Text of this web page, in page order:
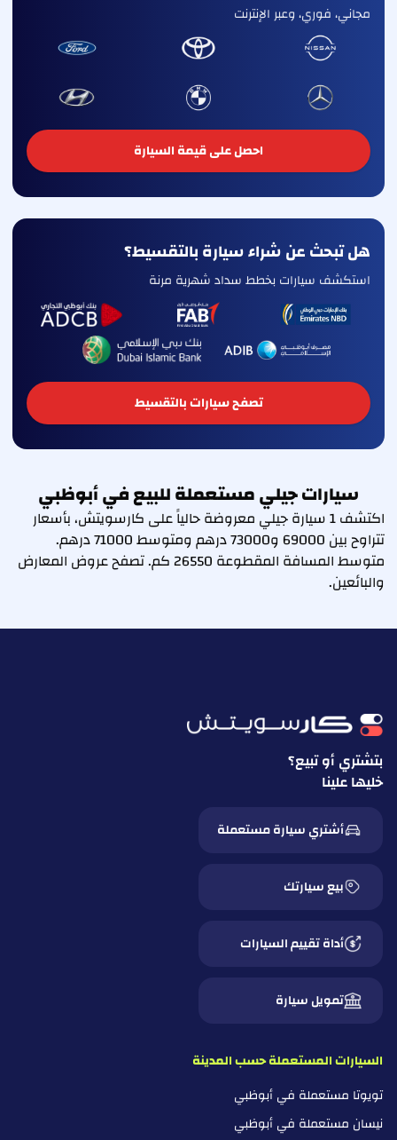
مجاني، فوري، وعبر الإنترنت
احصل على قيمة السيارة
هل تبحث عن شراء سيارة بالتقسيط؟
استكشف سيارات بخطط سداد شهرية مرنة
تصفح سيارات بالتقسيط
سيارات جيلي مستعملة للبيع في أبوظبي
اكتشف 1 سيارة جيلي معروضة حالياً على كارسويتش، بأسعار
تتراوح بين 69000 و73000 درهم ومتوسط 71000 درهم.
متوسط المسافة المقطوعة 26550 كم. تصفح عروض المعارض
والبائعين.
بتشتري أو تبيع؟
خليها علينا
أشتري سيارة مستعملة
بيع سيارتك
أداة تقييم السيارات
تمويل سيارة
السيارات المستعملة حسب المدينة
تويوتا مستعملة في أبوظبي
نيسان مستعملة في أبوظبي